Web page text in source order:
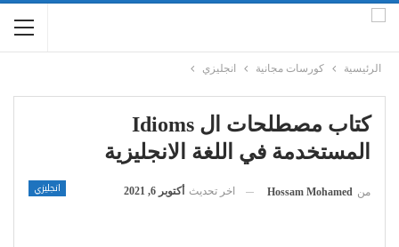
الرئيسية كورسات مجانية انجليزي
كتاب ﻣﺼﻄﻠﺤﺎﺕ ﺍﻝ Idioms
ﺍﻟﻤﺴﺘﺨﺪﻣﺔ ﻓﻲ ﺍﻟﻠﻐﺔ ﺍﻻﻧﺠﻠﻴﺰﻳﺔ
انجليزي من Hossam Mohamed اخر تحديث أكتوبر 6, 2021